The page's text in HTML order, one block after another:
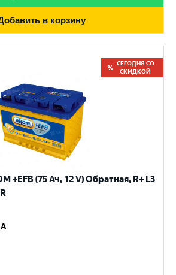
в корзину
СЕГОДНЯ СО
СКИДКОЙ
+EFB (75 Ач, 12 V) Обратная, R+ L3